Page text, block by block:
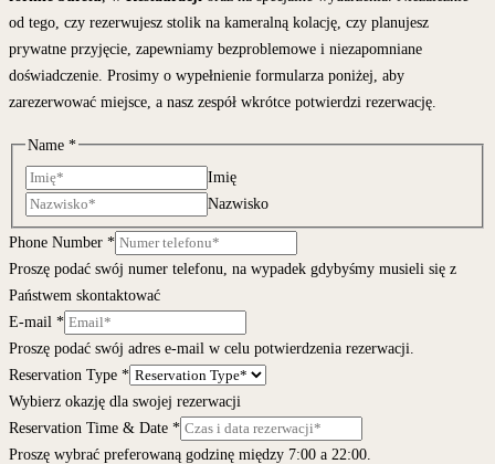
od tego, czy rezerwujesz stolik na kameralną kolację, czy planujesz
prywatne przyjęcie, zapewniamy bezproblemowe i niezapomniane
doświadczenie. Prosimy o wypełnienie formularza poniżej, aby
zarezerwować miejsce, a nasz zespół wkrótce potwierdzi rezerwację.
Name *
Imię
Nazwisko
Phone Number *
Proszę podać swój numer telefonu, na wypadek gdybyśmy musieli się z
Państwem skontaktować
E-mail *
Proszę podać swój adres e-mail w celu potwierdzenia rezerwacji.
Reservation Type *
Wybierz okazję dla swojej rezerwacji
Reservation Time & Date *
Proszę wybrać preferowaną godzinę między 7:00 a 22:00.